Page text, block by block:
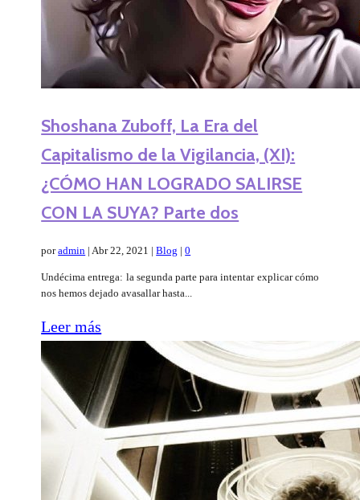
Shoshana Zuboff, La Era del
Capitalismo de la Vigilancia, (XI):
¿CÓMO HAN LOGRADO SALIRSE
CON LA SUYA? Parte dos
poradmin | Abr 22, 2021 |Blog |0
Undécima entrega: la segunda parte para intentar explicar cómo
nos hemos dejado avasallar hasta...
Leer más